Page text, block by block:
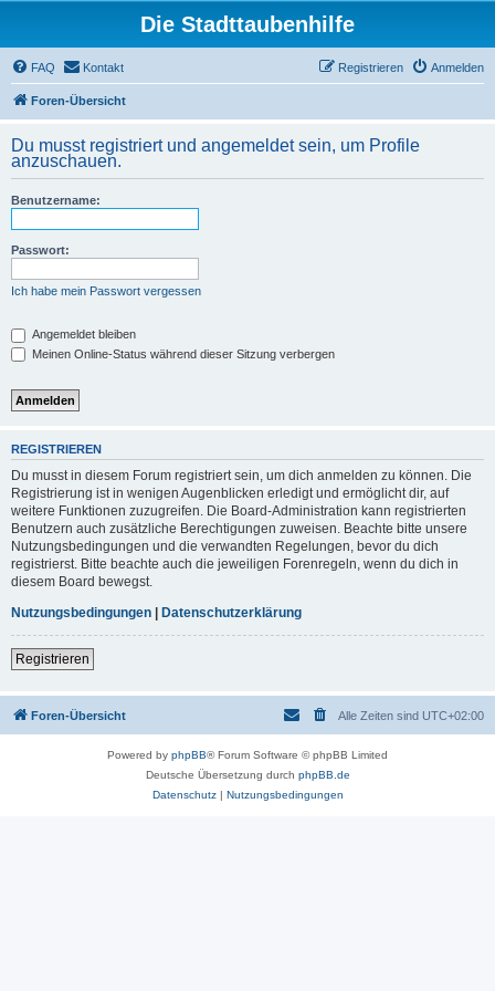
Die Stadttaubenhilfe
FAQ Kontakt Anmelden
Registrieren
Foren-Übersicht
Du musst registriert und angemeldet sein, um Profile
anzuschauen.
Benutzername:
Passwort:
Ich habe mein Passwort vergessen
Angemeldet bleiben
Meinen Online-Status während dieser Sitzung verbergen
REGISTRIEREN
Du musst in diesem Forum registriert sein, um dich anmelden zu können. Die
Registrierung ist in wenigen Augenblicken erledigt und ermöglicht dir, auf
weitere Funktionen zuzugreifen. Die Board-Administration kann registrierten
Benutzern auch zusätzliche Berechtigungen zuweisen. Beachte bitte unsere
Nutzungsbedingungen und die verwandten Regelungen, bevor du dich
registrierst. Bitte beachte auch die jeweiligen Forenregeln, wenn du dich in
diesem Board bewegst.
Nutzungsbedingungen | Datenschutzerklärung
Registrieren
Foren-Übersicht Alle Zeiten sind UTC+02:00
Powered by phpBB® Forum Software © phpBB Limited
Deutsche Übersetzung durch phpBB.de
Datenschutz| Nutzungsbedingungen